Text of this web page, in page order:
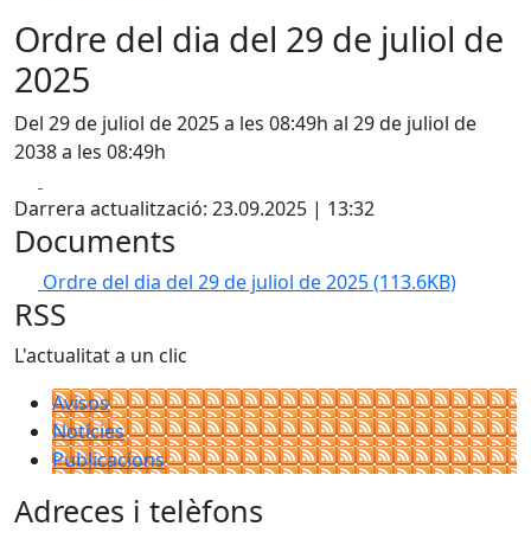
Ordre del dia del 29 de juliol de
2025
Del 29 de juliol de 2025 a les 08:49h al 29 de juliol de
2038 a les 08:49h
Darrera actualització: 23.09.2025 | 13:32
Documents
Ordre del dia del 29 de juliol de 2025(113.6KB)
RSS
L'actualitat a un clic
Avisos
Notícies
Publicacions
Adreces i telèfons